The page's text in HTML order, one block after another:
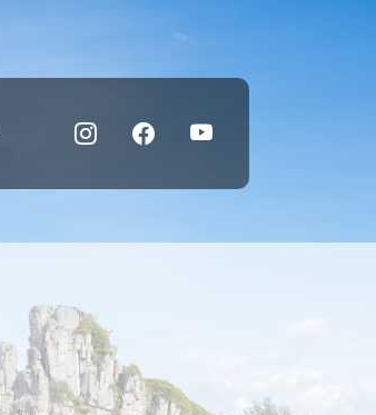
(página atual)